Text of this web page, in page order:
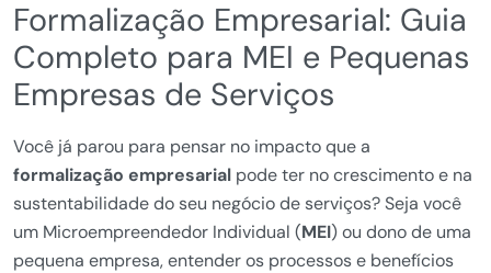
Formalização Empresarial: Guia
Completo para MEI e Pequenas
Empresas de Serviços
Você já parou para pensar no impacto que a
formalização empresarial pode ter no crescimento e na
sustentabilidade do seu negócio de serviços? Seja você
um Microempreendedor Individual (MEI) ou dono de uma
pequena empresa, entender os processos e benefícios